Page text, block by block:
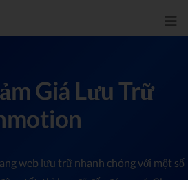
Giá Lưu Trữ
web lưu trữ nhanh chóng với một số